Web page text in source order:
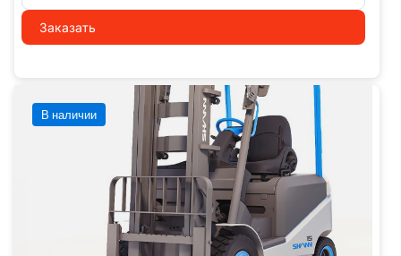
Заказать
В наличии